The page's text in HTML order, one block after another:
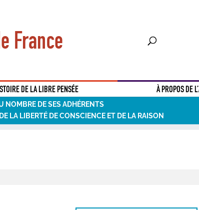
France
DE LA LIBRE PENSÉE À PROPOS DE
NOMBRE DE SES ADHÉRENTS
LA LIBERTÉ DE CONSCIENCE ET DE LA RAISON